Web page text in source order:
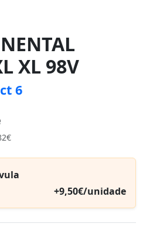
XL 98V
6
+9,50€/unidade